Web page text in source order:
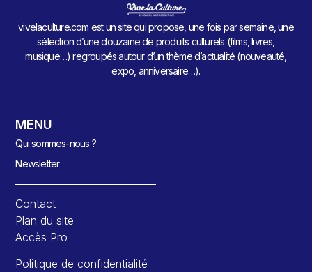
vivelaculture.com est un site qui propose, une fois par semaine, une
sélection d’une douzaine de produits culturels (films, livres,
musique…) regroupés autour d’un thème d’actualité (nouveauté,
expo, anniversaire…).
MENU
Qui sommes-nous ?
Newsletter
Contact
Plan du site
Accès Pro
Politique de confidentialité